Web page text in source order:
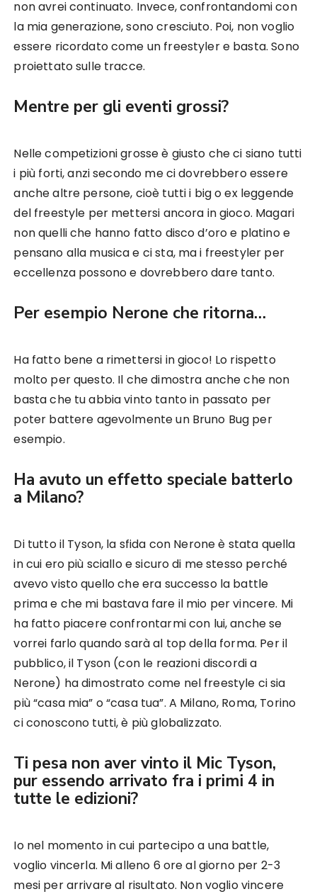
non avrei continuato. Invece, confrontandomi con
la mia generazione, sono cresciuto. Poi, non voglio
essere ricordato come un freestyler e basta. Sono
proiettato sulle tracce.
Mentre per gli eventi grossi?
Nelle competizioni grosse è giusto che ci siano tutti
i più forti, anzi secondo me ci dovrebbero essere
anche altre persone, cioè tutti i big o ex leggende
del freestyle per mettersi ancora in gioco. Magari
non quelli che hanno fatto disco d’oro e platino e
pensano alla musica e ci sta, ma i freestyler per
eccellenza possono e dovrebbero dare tanto.
Per esempio Nerone che ritorna…
Ha fatto bene a rimettersi in gioco! Lo rispetto
molto per questo. Il che dimostra anche che non
basta che tu abbia vinto tanto in passato per
poter battere agevolmente un Bruno Bug per
esempio.
Ha avuto un effetto speciale batterlo
a Milano?
Di tutto il Tyson, la sfida con Nerone è stata quella
in cui ero più sciallo e sicuro di me stesso perché
avevo visto quello che era successo la battle
prima e che mi bastava fare il mio per vincere. Mi
ha fatto piacere confrontarmi con lui, anche se
vorrei farlo quando sarà al top della forma. Per il
pubblico, il Tyson (con le reazioni discordi a
Nerone) ha dimostrato come nel freestyle ci sia
più “casa mia” o “casa tua”. A Milano, Roma, Torino
ci conoscono tutti, è più globalizzato.
Ti pesa non aver vinto il Mic Tyson,
pur essendo arrivato fra i primi 4 in
tutte le edizioni?
Io nel momento in cui partecipo a una battle,
voglio vincerla. Mi alleno 6 ore al giorno per 2-3
mesi per arrivare al risultato. Non voglio vincere